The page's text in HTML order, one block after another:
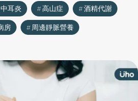
中耳炎 高山症
酒精代謝
房
周邊靜脈營養